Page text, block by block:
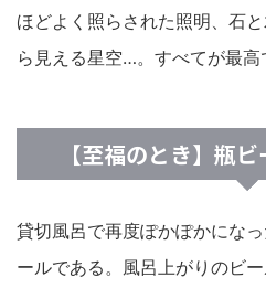
ほどよく照らされた照明、石
ら見える星空…。すべてが最高
【至福のとき】瓶
貸切風呂で再度ぽかぽかにな
ールである。風呂上がりのビー